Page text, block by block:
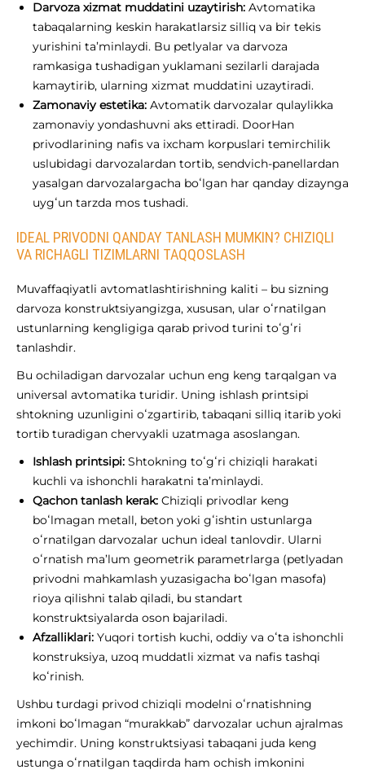
Darvoza xizmat muddatini uzaytirish: Avtomatika
tabaqalarning keskin harakatlarsiz silliq va bir tekis
yurishini ta’minlaydi. Bu petlyalar va darvoza
ramkasiga tushadigan yuklamani sezilarli darajada
kamaytirib, ularning xizmat muddatini uzaytiradi.
Zamonaviy estetika: Avtomatik darvozalar qulaylikka
zamonaviy yondashuvni aks ettiradi. DoorHan
privodlarining nafis va ixcham korpuslari temirchilik
uslubidagi darvozalardan tortib, sendvich-panellardan
yasalgan darvozalargacha boʻlgan har qanday dizaynga
uygʻun tarzda mos tushadi.
IDEAL PRIVODNI QANDAY TANLASH MUMKIN? CHIZIQLI
VA RICHAGLI TIZIMLARNI TAQQOSLASH
Muvaffaqiyatli avtomatlashtirishning kaliti – bu sizning
darvoza konstruktsiyangizga, xususan, ular oʻrnatilgan
ustunlarning kengligiga qarab privod turini toʻgʻri
tanlashdir.
Bu ochiladigan darvozalar uchun eng keng tarqalgan va
universal avtomatika turidir. Uning ishlash printsipi
shtokning uzunligini oʻzgartirib, tabaqani silliq itarib yoki
tortib turadigan chervyakli uzatmaga asoslangan.
Ishlash printsipi: Shtokning toʻgʻri chiziqli harakati
kuchli va ishonchli harakatni ta’minlaydi.
Qachon tanlash kerak: Chiziqli privodlar keng
boʻlmagan metall, beton yoki gʻishtin ustunlarga
oʻrnatilgan darvozalar uchun ideal tanlovdir. Ularni
oʻrnatish ma’lum geometrik parametrlarga (petlyadan
privodni mahkamlash yuzasigacha boʻlgan masofa)
rioya qilishni talab qiladi, bu standart
konstruktsiyalarda oson bajariladi.
Afzalliklari: Yuqori tortish kuchi, oddiy va oʻta ishonchli
konstruksiya, uzoq muddatli xizmat va nafis tashqi
koʻrinish.
Ushbu turdagi privod chiziqli modelni oʻrnatishning
imkoni boʻlmagan “murakkab” darvozalar uchun ajralmas
yechimdir. Uning konstruktsiyasi tabaqani juda keng
ustunga oʻrnatilgan taqdirda ham ochish imkonini